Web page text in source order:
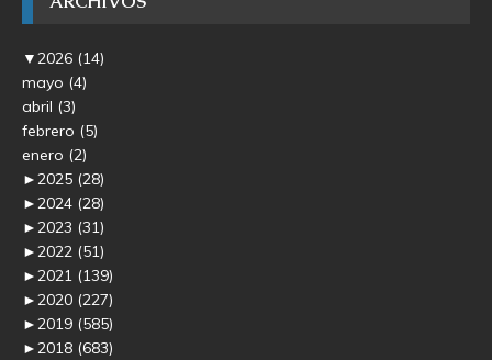
▼2026 (14)
mayo (4)
abril (3)
febrero (5)
enero (2)
►2025 (28)
►2024 (28)
►2023 (31)
►2022 (51)
►2021 (139)
►2020 (227)
►2019 (585)
►2018 (683)